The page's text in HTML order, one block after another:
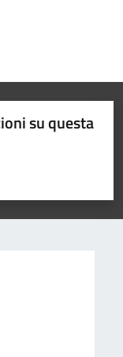
su questa